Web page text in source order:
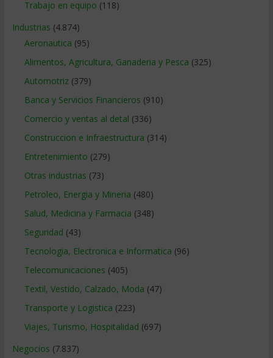
Trabajo en equipo (118)
Industrias (4.874)
Aeronautica (95)
Alimentos, Agricultura, Ganaderia y Pesca (325)
Automotriz(379)
Banca y Servicios Financieros (910)
Comercio y ventas al detal (336)
Construccion e Infraestructura (314)
Entretenimiento (279)
Otras industrias (73)
Petroleo, Energia y Mineria (480)
Salud, Medicina y Farmacia (348)
Seguridad (43)
Tecnologia, Electronica e Informatica (96)
Telecomunicaciones (405)
Textil, Vestido, Calzado, Moda (47)
Transporte y Logistica (223)
Viajes, Turismo, Hospitalidad (697)
Negocios (7.837)